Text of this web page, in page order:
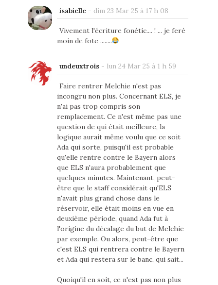
isabielle- dim 23 Mar 25 à 17 h 08
Vivement l'écriture fonétic.... ! ... je feré
moin de fote ........
undeuxtrois- lun 24 Mar 25 à 1 h 59
Faire rentrer Melchie n'est pas
incongru non plus. Concernant ELS, je
n'ai pas trop compris son
remplacement. Ce n'est même pas une
question de qui était meilleure, la
logique aurait même voulu que ce soit
Ada qui sorte, puisqu'il est probable
qu'elle rentre contre le Bayern alors
que ELS n'aura probablement que
quelques minutes. Maintenant, peut-
être que le staff considérait qu'ELS
n'avait plus grand chose dans le
réservoir, elle était moins en vue en
deuxième période, quand Ada fut à
l'origine du décalage du but de Melchie
par exemple. Ou alors, peut-être que
c'est ELS qui rentrera contre le Bayern
et Ada qui restera sur le banc, qui sait...
Quoiqu'il en soit, ce n'est pas non plus